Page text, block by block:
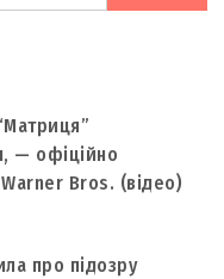
— офіційно
Bros. (відео)
про підозру